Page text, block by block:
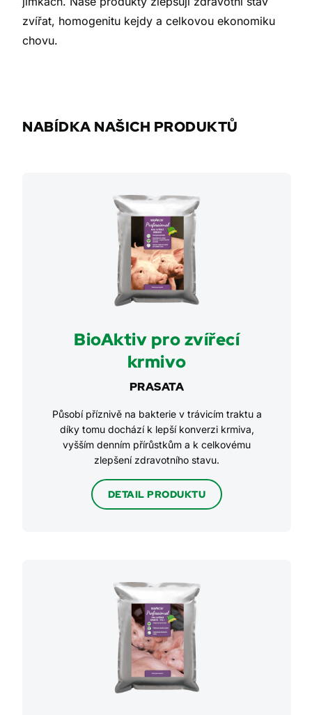
zvířat, homogenitu kejdy a celkovou ekonomiku
chovu.
NABÍDKA NAŠICH PRODUKTŮ
BioAktiv pro zvířecí
krmivo
PRASATA
Působí příznivě na bakterie v trávicím traktu a
díky tomu dochází k lepší konverzi krmiva,
vyšším denním přírůstkům a k celkovému
zlepšení zdravotního stavu.
DETAIL PRODUKTU